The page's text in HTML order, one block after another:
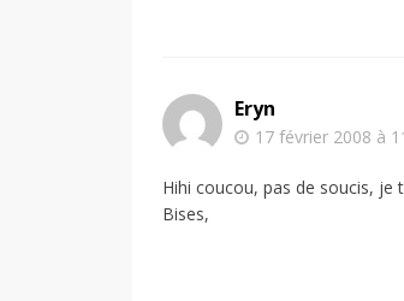
Eryn
17 février 2008 à
Hihi coucou, pas de soucis, je
Bises,